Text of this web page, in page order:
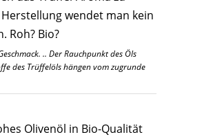
wendet man kein
Roh? Bio?
.. Der Rauchpunkt des Öls
des Trüffelöls hängen vom zugrunde
Olivenöl in Bio-Qualität